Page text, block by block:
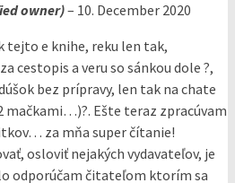
owner)– 10. December 2020
tejto e knihe, reku len tak,
cestopis a veru so sánkou dole ?,
bez prípravy, len tak na chate
mačkami…)?. Ešte teraz zpracúvam
za mňa super čítanie!
osloviť nejakých vydavateľov, je
odporúčam čitateľom ktorím sa